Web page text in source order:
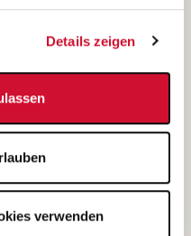
Details zeigen
verwenden